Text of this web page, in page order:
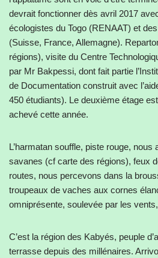
devrait fonctionner dès avril 2017
écologistes du Togo (RENAAT) et
(Suisse, France, Allemagne).
régions), visite du Centre
par Mr Bakpessi, dont fait partie
de Documentation construit avec
450 étudiants). Le deuxième étage
achevé cette année.
L’harmatan souffle, piste rouge, nous
savanes (cf carte des régions), feux
routes, nous percevons dans la
troupeaux de vaches aux cornes
omniprésente, soulevée par les
C’est la région des Kabyés, peuple
terrasse depuis des millénaires.